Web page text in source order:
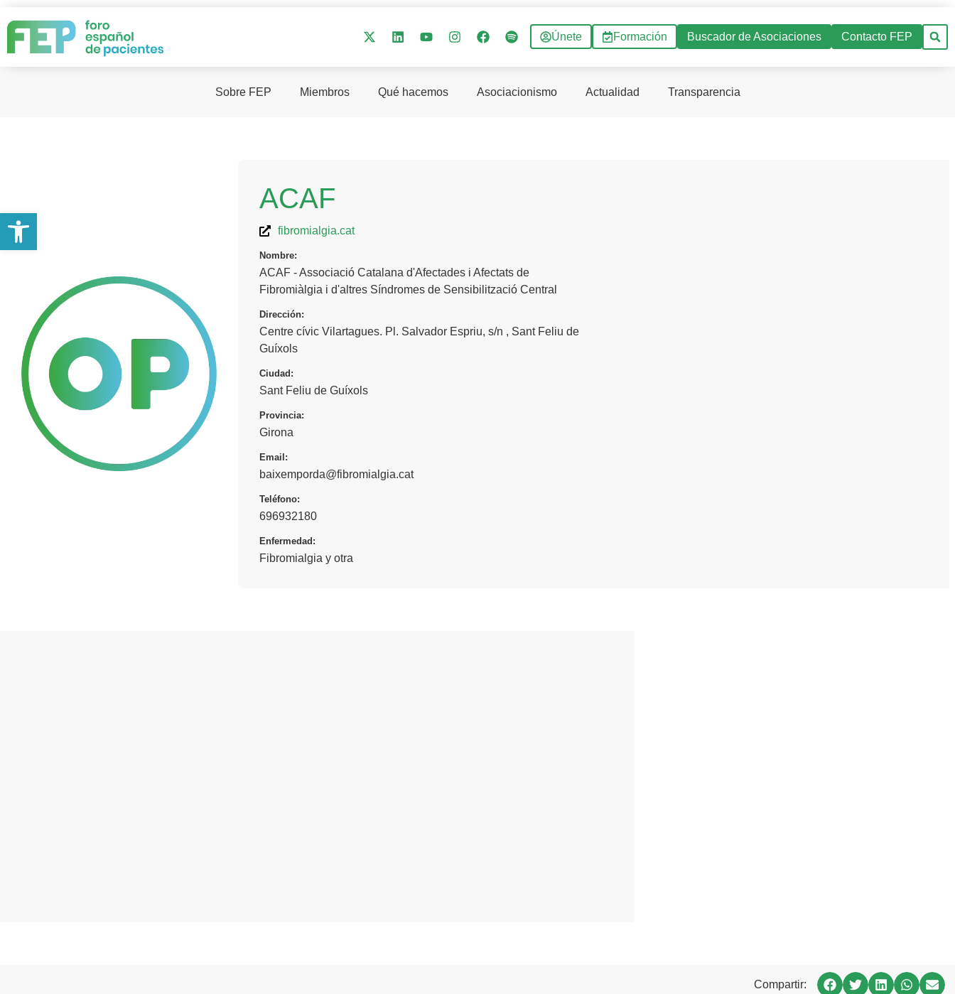
Únete Formación Buscador de Asociaciones Contacto FEP
Sobre FEP Miembros Qué hacemos Asociacionismo Actualidad Transparencia
ACAF
fibromialgia.cat
Nombre:
ACAF - Associació Catalana d'Afectades i Afectats de
Fibromiàlgia i d'altres Síndromes de Sensibilització Central
Dirección:
Centre cívic Vilartagues. Pl. Salvador Espriu, s/n , Sant Feliu de
Guíxols
Ciudad:
Sant Feliu de Guíxols
Provincia:
Girona
Email:
baixemporda@fibromialgia.cat
Teléfono:
696932180
Enfermedad:
Fibromialgia y otra
Compartir:
Abrir barra de herramientas